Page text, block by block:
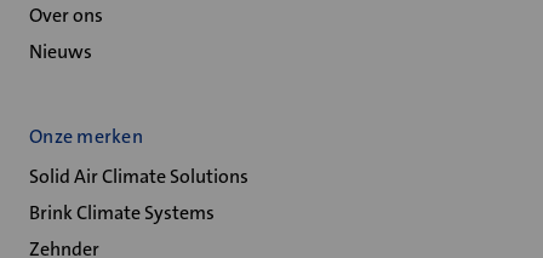
Over ons
Nieuws
Onze merken
Solid Air Climate Solutions
Brink Climate Systems
Zehnder